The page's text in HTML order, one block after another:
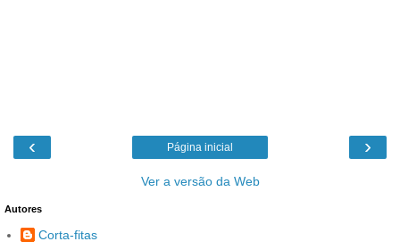
‹ ›
Página inicial
Ver a versão da Web
Autores
Corta-fitas